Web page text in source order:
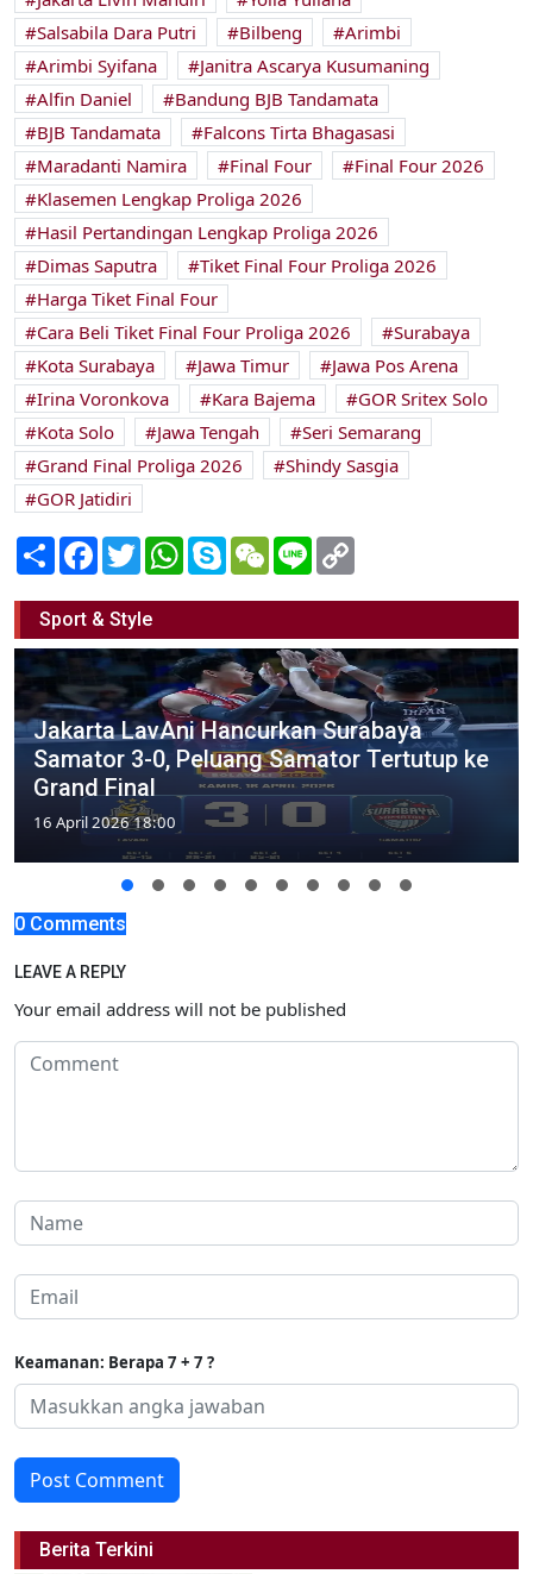
Salsabila Dara Putri
Bilbeng
Arimbi
Arimbi Syifana
Janitra Ascarya Kusumaning
Alfin Daniel
Bandung BJB Tandamata
BJB Tandamata
Falcons Tirta Bhagasasi
Maradanti Namira
Final Four
Final Four 2026
Klasemen Lengkap Proliga 2026
Hasil Pertandingan Lengkap Proliga 2026
Dimas Saputra
Tiket Final Four Proliga 2026
Harga Tiket Final Four
Cara Beli Tiket Final Four Proliga 2026
Surabaya
Kota Surabaya
Jawa Timur
Jawa Pos Arena
Irina Voronkova
Kara Bajema
GOR Sritex Solo
Kota Solo
Jawa Tengah
Seri Semarang
Grand Final Proliga 2026
Shindy Sasgia
GOR Jatidiri
Share Facebook
TwitterWhatsApp
SkypeWeChatLine
Sport & Style
Jakarta LavAni Hancurkan Surabaya
Samator 3-0, Peluang Samator Tertutup ke
Grand Final
16 April 2026 18:00
0 Comments
LEAVE A REPLY
Your email address will not be published
Keamanan: Berapa 7 + 7 ?
Post Comment
Berita Terkini